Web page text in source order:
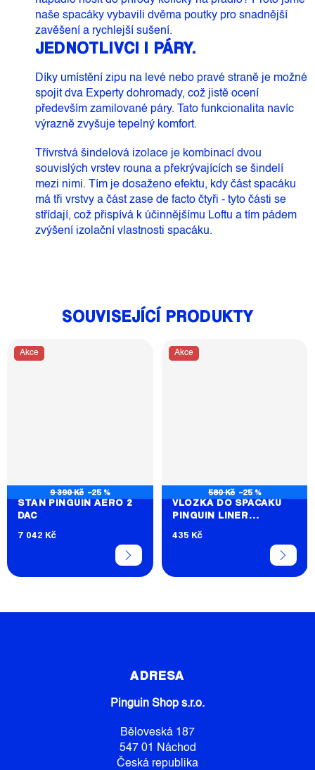
SOUVISEJÍCÍ PRODUKTY
Akce
9 390 Kč –25 %
STAN PINGUIN AERO 2
DAC
7 042 Kč
Akce
580 Kč –25 %
VLOŽKA DO SPACÁKU
PINGUIN LINER
435 Kč
naše spacáky vybavili dvěma poutky pro snadnější
zavěšení a rychlejší sušení.
JEDNOTLIVCI I PÁRY.
Díky umístění zipu na levé nebo pravé straně je možné
spojit dva Experty dohromady, což jistě ocení
především zamilované páry. Tato funkcionalita navíc
výrazně zvyšuje tepelný komfort.
Třívrstvá šindelová izolace je kombinací dvou
souvislých vrstev rouna a překrývajících se šindelí
mezi nimi. Tím je dosaženo efektu, kdy část spacáku
má tři vrstvy a část zase de facto čtyři - tyto části se
střídají, což přispívá k účinnějšímu Loftu a tím pádem
zvýšení izolační vlastnosti spacáku.
ADRESA
Pinguin Shop s.r.o.
Běloveská 187
547 01 Náchod
Česká republika